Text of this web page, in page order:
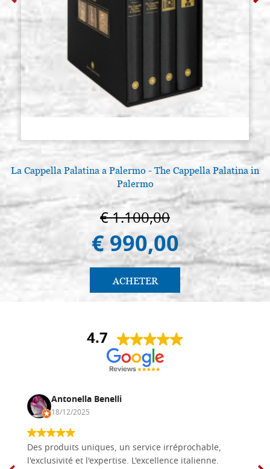
La Cappella Palatina a Palermo - The Cappella Palatina in
Palermo
€ 1.100,00
€ 990,00
ACHETER
4.7
Antonella Benelli
18/12/2025
Des produits uniques, un service irréprochable,
l'exclusivité et l'expertise. L'excellence italienne.